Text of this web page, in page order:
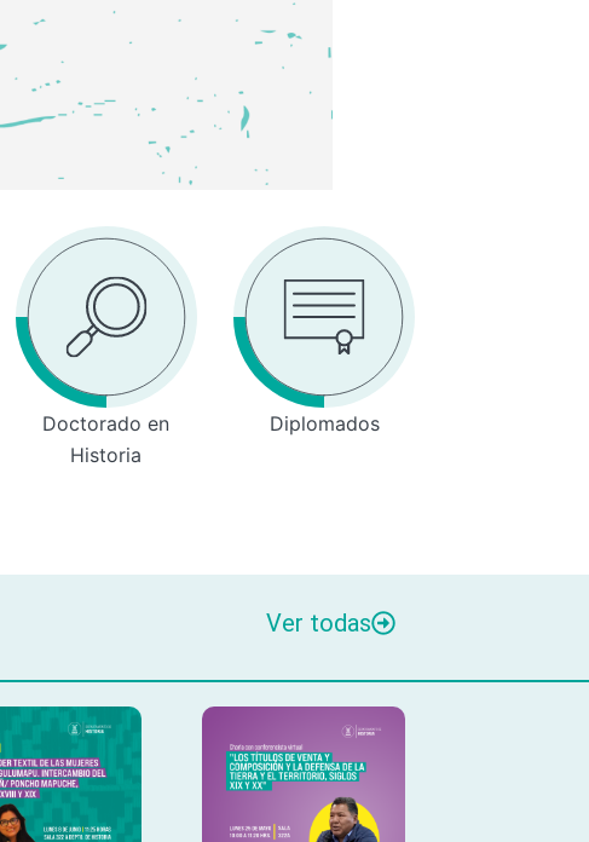
Doctorado en
Historia
Diplomados
Ver todas